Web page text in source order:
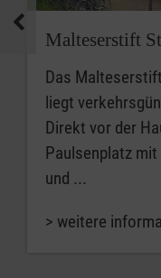
Malteserstift
Das
liegt
Direkt vor der
Paulsenplatz
und ...
> weitere